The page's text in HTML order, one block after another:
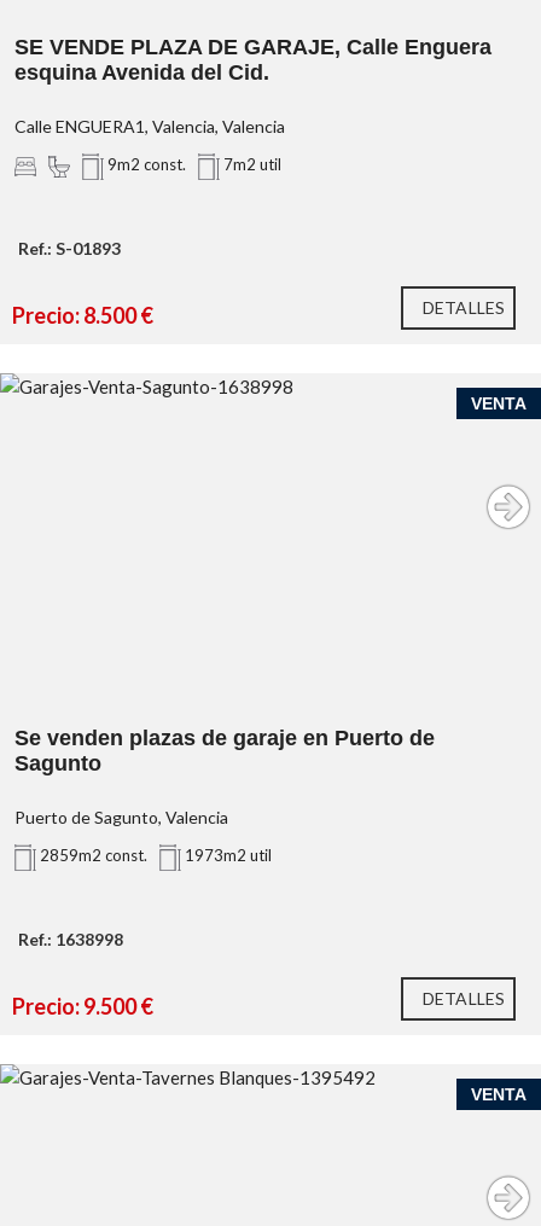
SE VENDE PLAZA DE GARAJE, Calle Enguera
esquina Avenida del Cid.
Calle ENGUERA1, Valencia, Valencia
9m2 const. 7m2 util
Ref.: S-01893
Precio: 8.500 € DETALLES
VENTA
Se venden plazas de garaje en Puerto de
Sagunto
Puerto de Sagunto, Valencia
2859m2 const. 1973m2 util
Ref.: 1638998
Precio: 9.500 € DETALLES
VENTA